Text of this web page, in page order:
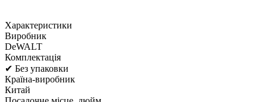
Характеристики
Виробник
DeWALT
Комплектація
✔ Без упаковки
Країна-виробник
Китай